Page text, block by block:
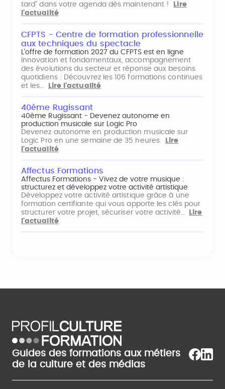
tard" dans votre agenda dès maintenant !
Lire
l'actualité
CFPTS - Centre de formation professionnelle
aux techniques du spectacle
L’offre de formation 2027 du CFPTS est en ligne
Innovation et fondamentaux, accompagnement
des évolutions du secteur et réponse aux besoins
quotidiens : Découvrez les 106 formations continues
et les…
Lire l'actualité
40ème Rugissant
40ème Rugissant - Devenez autonome en
production musicale sur Logic Pro
Devenez autonome en production musicale sur
Logic Pro en une semaine de 35 heures.
Lire
l'actualité
Affectus Formations
Affectus Formations - Vivez de votre musique :
structurez et développez votre activité artistique
Développez votre activité artistique grâce à une
formation certifiante qui vous apporte les clés pour
structurer votre projet, sécuriser votre activité…
Lire
l'actualité
Guides des formations aux métiers
de la culture et des médias